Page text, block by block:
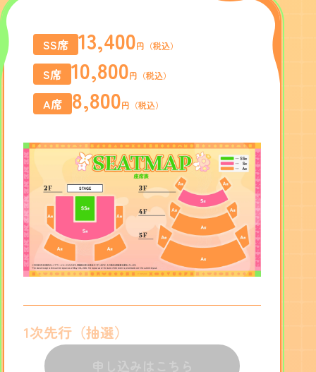
SS席 13,400円（税込）
S席 10,800円（税込）
A席 8,800円（税込）
1次先行（抽選）